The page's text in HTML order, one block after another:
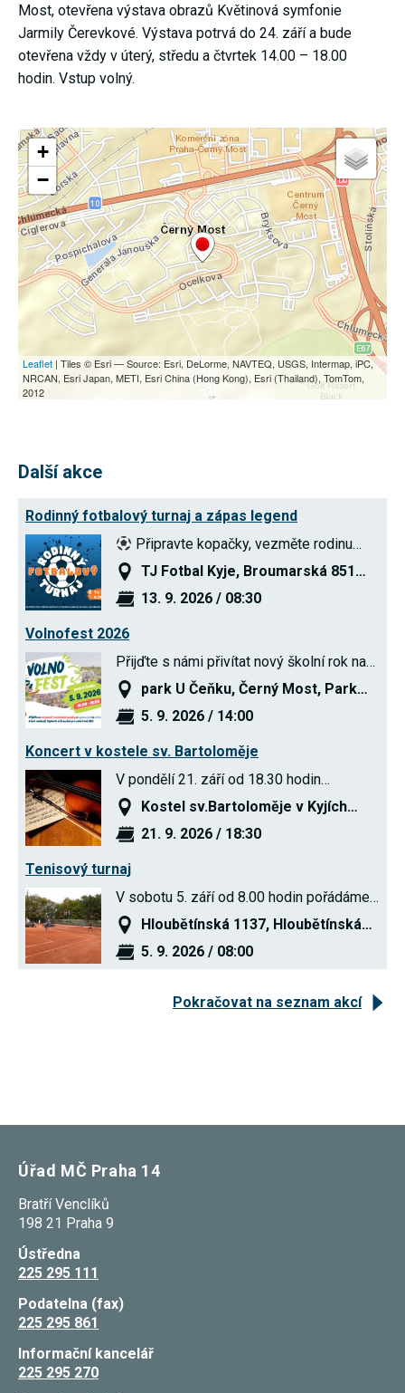
Most, otevřena výstava obrazů Květinová symfonie
Jarmily Čerevkové. Výstava potrvá do 24. září a bude
otevřena vždy v úterý, středu a čtvrtek 14.00 – 18.00
hodin. Vstup volný.
Další akce
Rodinný fotbalový turnaj a zápas legend
Připravte kopačky, vezměte rodinu…
TJ Fotbal Kyje, Broumarská 851…
13. 9. 2026 / 08:30
Volnofest 2026
Přijďte s námi přivítat nový školní rok na…
park U Čeňku, Černý Most, Park…
5. 9. 2026 / 14:00
Koncert v kostele sv. Bartoloměje
V pondělí 21. září od 18.30 hodin…
Kostel sv.Bartoloměje v Kyjích…
21. 9. 2026 / 18:30
Tenisový turnaj
V sobotu 5. září od 8.00 hodin pořádáme…
Hloubětínská 1137, Hloubětínská…
5. 9. 2026 / 08:00
Pokračovat na seznam akcí
Úřad MČ Praha 14
Bratří Venclíků
198 21 Praha 9
Ústředna
225 295 111
Podatelna (fax)
225 295 861
Informační kancelář
225 295 270
umožňují
měření
výkonu
našeho webu
určujeme
počet návštěv
a zdroje
návštěv
našich
internetových
stránek. Data
získaná
pomocí těchto
cookies
zpracováváme
souhrnně,
bez použití
identifikátorů,
které ukazují
na konkrétní
uživatelé
našeho webu.
Pokud
analýzy
optimalizace
našich
opatření.
Používáme rovněž
soubory cookie a
další technologie,
abychom
přizpůsobili naše
potřebám a zájmům
cookies
abychom Vám
vhodné obsahy
našich stránkách,
Díky tomu můžeme
vytvářet profily
bezprostřední